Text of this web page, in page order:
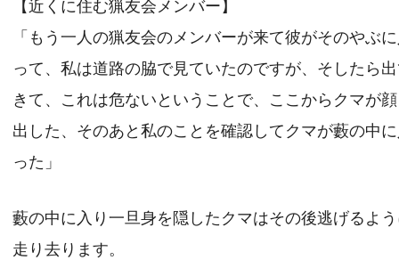
【近くに住む猟友会メンバー】
「もう一人の猟友会のメンバーが来て彼がそのやぶ
って、私は道路の脇で見ていたのですが、そしたら
きて、これは危ないということで、ここからクマが
出した、そのあと私のことを確認してクマが藪の中
った」
藪の中に入り一旦身を隠したクマはその後逃げるよ
走り去ります。